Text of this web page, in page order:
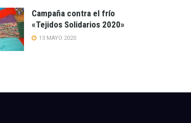
Campaña contra el frío
«Tejidos Solidarios 2020»
13 MAYO 2020